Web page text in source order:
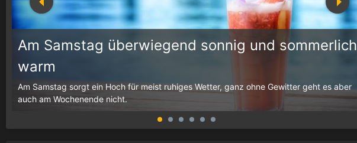
Am Samstag überwiegend sonnig und sommerlich
warm
Am Samstag sorgt ein Hoch für meist ruhiges Wetter, ganz ohne Gewitter geht es aber
auch am Wochenende nicht.